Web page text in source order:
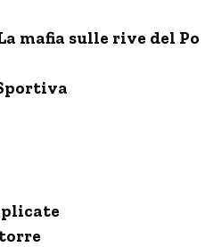
mafia sulle rive del Po